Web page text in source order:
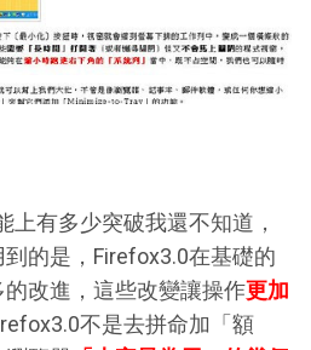
上有多少突破我還不知道，
的是，Firefox3.0在基礎的
改進，這些改變讓操作更加
不是去拼命加「額